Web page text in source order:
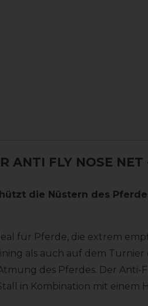
ANTI FLY NOSE NET
die Nüstern des
für Pferde, die extrem
als auch auf dem
des Pferdes. Der
in Kombination mit einem